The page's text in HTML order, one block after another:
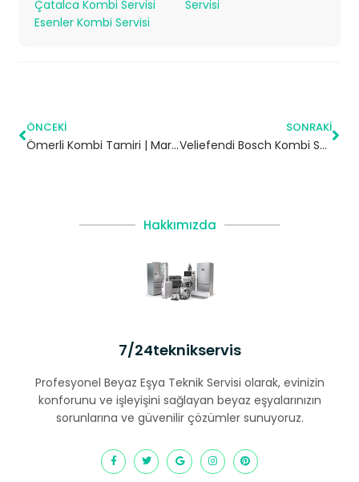
Çatalca Kombi Servisi
Esenler Kombi Servisi
Servisi
ÖNCEKI
Ömerli Kombi Tamiri | Mardin
SONRAKI
Veliefendi Bosch Kombi Servisi – Zeytinburnu Yetkili Servis
Hakkımızda
7/24teknikservis
Profesyonel Beyaz Eşya Teknik Servisi olarak, evinizin
konforunu ve işleyişini sağlayan beyaz eşyalarınızın
sorunlarına ve güvenilir çözümler sunuyoruz.